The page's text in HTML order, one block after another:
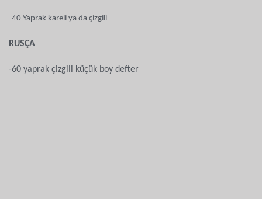
-40 Yaprak kareli ya da çizgili
RUSÇA
-60 yaprak çizgili küçük boy defter